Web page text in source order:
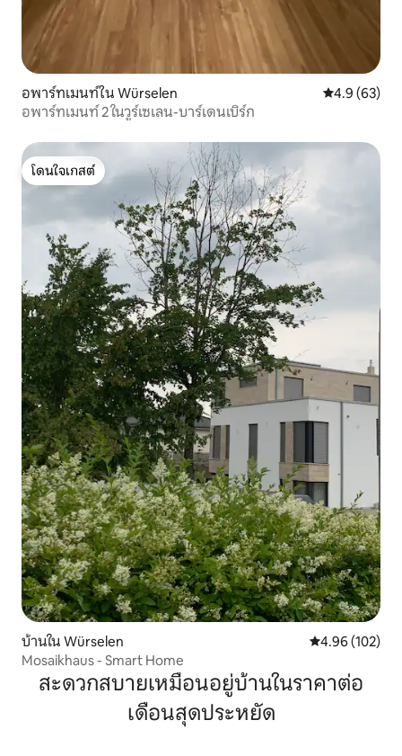
อพาร์ทเมนท์ใน Würselen คะแนนเฉลี่ย
4.9 (63)
อพาร์ทเมนท์ 2 ในวูร์เซเลน-บาร์เดนเบิร์ก
โดนใจเกสต์
โดนใจเกสต์
บ้านใน Würselen คะแนนเฉลี่ย
4.96 (102)
Mosaikhaus - Smart Home
สะดวกสบายเหมือนอยู่บ้านในราคาต่อ
เดือนสุดประหยัด